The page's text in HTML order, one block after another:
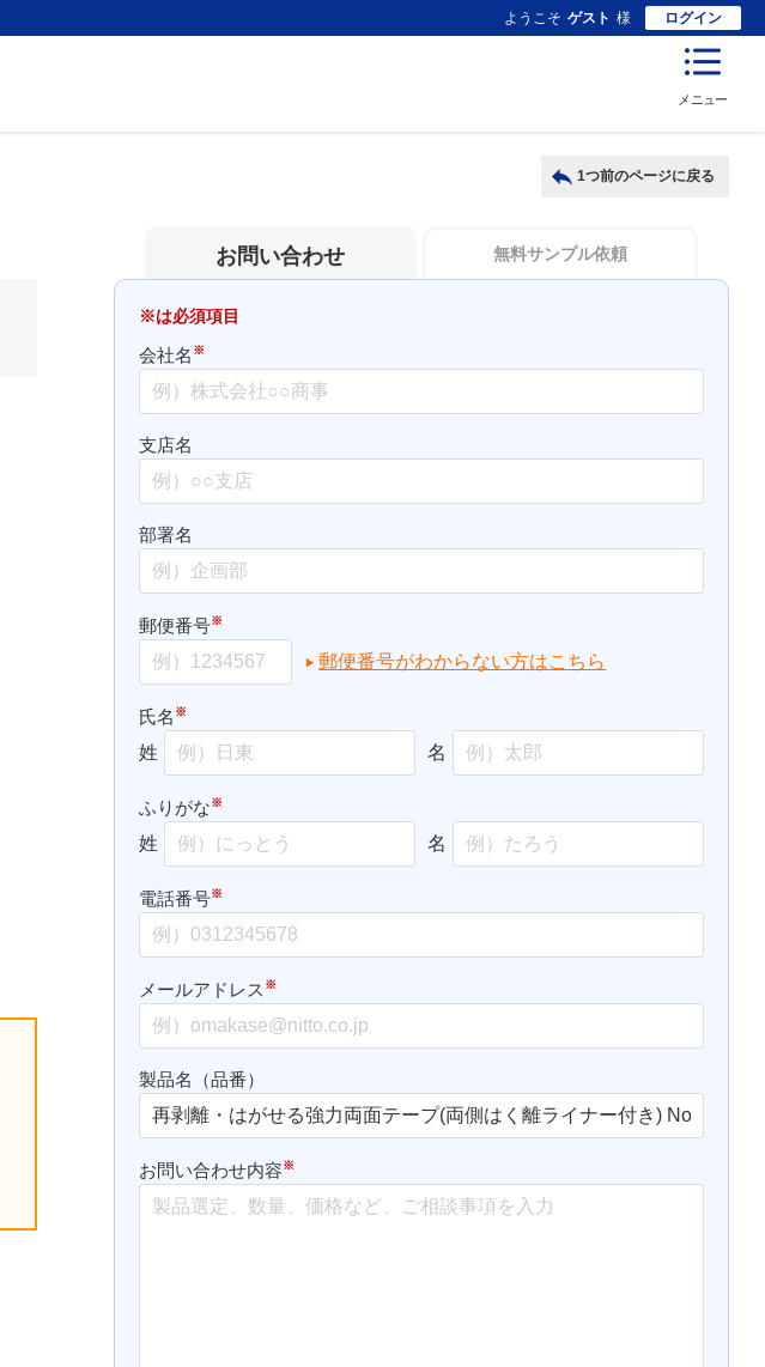
メニュー
ようこそ ゲスト 様 ログイン
1つ前のページに戻る
お問い合わせ 無料サンプル依頼
※は必須項目
会社名 ※
支店名
部署名
郵便番号※
郵便番号がわからない方はこちら
氏名 ※
姓 名
ふりがな※
姓 名
電話番号※
メールアドレス ※
製品名（品番）
お問い合わせ内容※